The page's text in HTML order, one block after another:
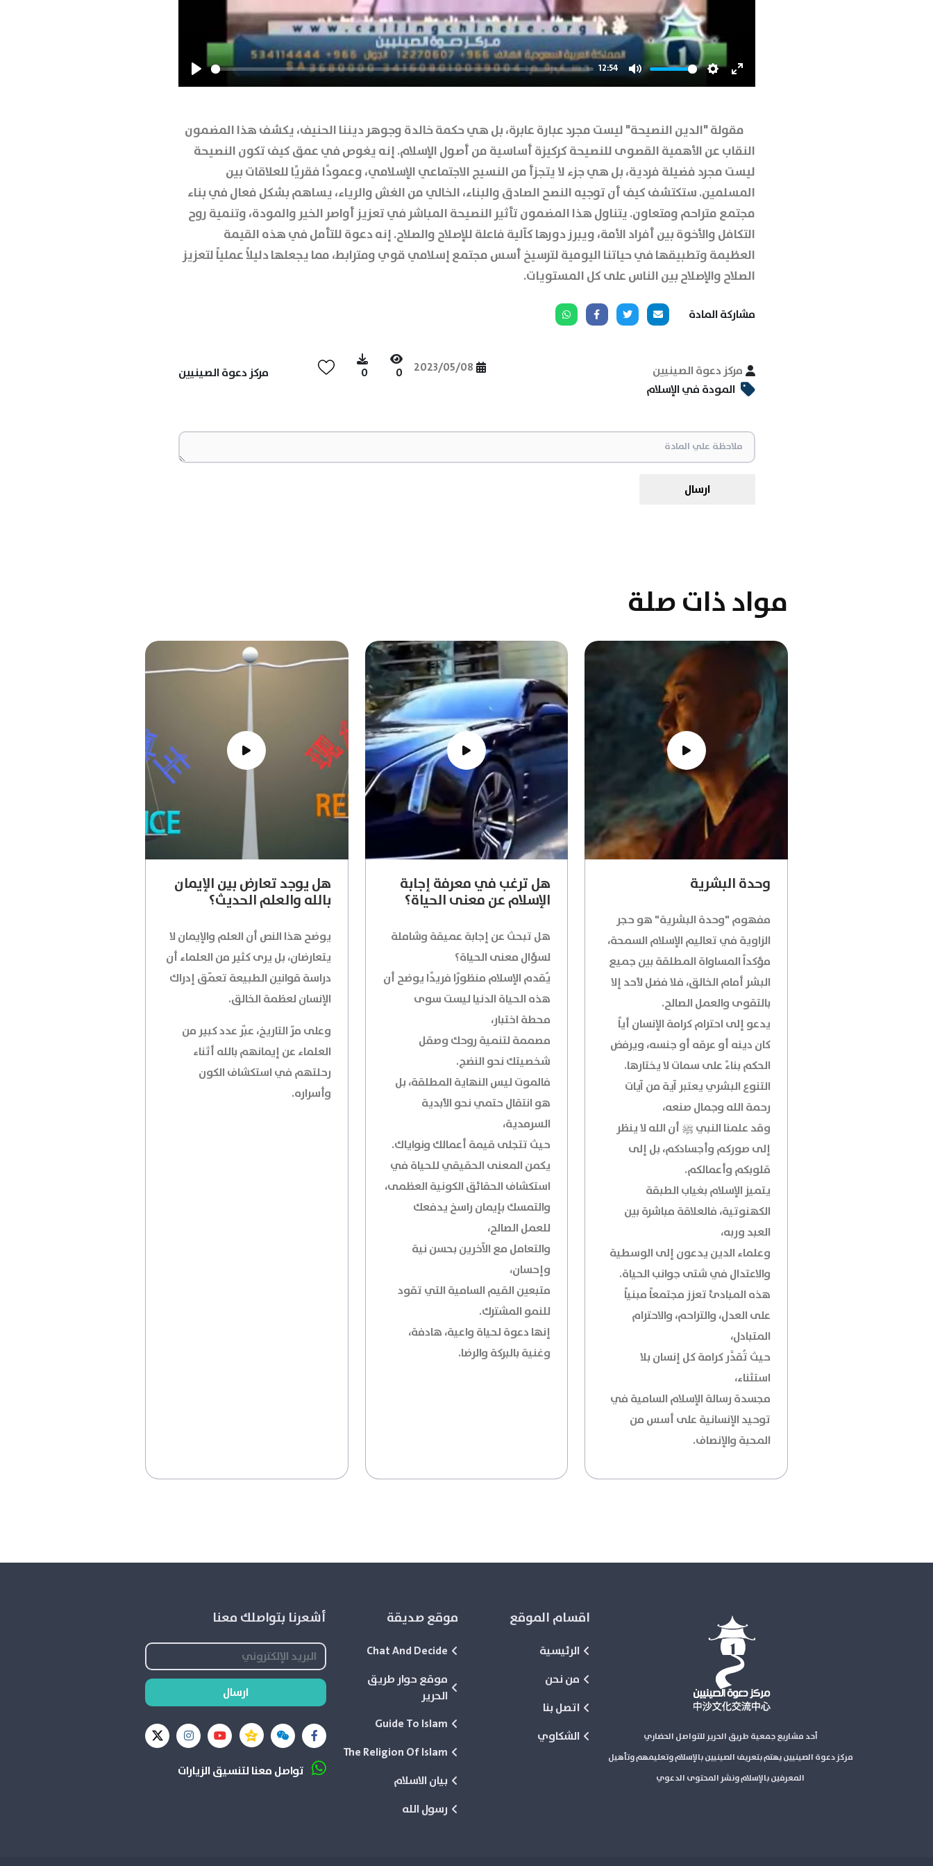
Play
12:54
Mute Settings
Enter
مقولة "الدين النصيحة" ليست مجرد عبارة عابرة، بل هي حكمة خالدة وجوهر ديننا الحنيف، يكشف هذا المضمون
النقاب عن الأهمية القصوى للنصيحة كركيزة أساسية من أصول الإسلام. إنه يغوص في عمق كيف تكون النصيحة
ليست مجرد فضيلة فردية، بل هي جزء لا يتجزأ من النسيج الاجتماعي الإسلامي، وعمودًا فقريًا للعلاقات بين
المسلمين. ستكتشف كيف أن توجيه النصح الصادق والبناء، الخالي من الغش والرياء، يساهم بشكل فعال في بناء
مجتمع متراحم ومتعاون. يتناول هذا المضمون تأثير النصيحة المباشر في تعزيز أواصر الخير والمودة، وتنمية روح
التكافل والأخوة بين أفراد الأمة، ويبرز دورها كآلية فاعلة للإصلاح والصلاح. إنه دعوة للتأمل في هذه القيمة
العظيمة وتطبيقها في حياتنا اليومية لترسيخ أسس مجتمع إسلامي قوي ومترابط، مما يجعلها دليلاً عملياً لتعزيز
الصلاح والإصلاح بين الناس على كل المستويات.
مشاركة المادة
مركز دعوة الصينيين 2023/05/08
0
0
مركز دعوة الصينيين
المودة في الإسلام
ارسال
مواد ذات صلة
وحدة البشرية
مفهوم "وحدة البشرية" هو حجر
الزاوية في تعاليم الإسلام السمحة،
مؤكداً المساواة المطلقة بين جميع
البشر أمام الخالق، فلا فضل لأحد إلا
بالتقوى والعمل الصالح.
يدعو إلى احترام كرامة الإنسان أياً
كان دينه أو عرقه أو جنسه، ويرفض
الحكم بناءً على سمات لا يختارها.
التنوع البشري يعتبر آية من آيات
رحمة الله وجمال صنعه،
وقد علمنا النبي ﷺ أن الله لا ينظر
إلى صوركم وأجسادكم، بل إلى
قلوبكم وأعمالكم.
يتميز الإسلام بغياب الطبقة
الكهنوتية، فالعلاقة مباشرة بين
العبد وربه،
وعلماء الدين يدعون إلى الوسطية
والاعتدال في شتى جوانب الحياة.
هذه المبادئ تعزز مجتمعاً مبنياً
على العدل، والتراحم، والاحترام
المتبادل،
حيث تُقدَّر كرامة كل إنسان بلا
استثناء،
مجسدة رسالة الإسلام السامية في
توحيد الإنسانية على أسس من
المحبة والإنصاف.
هل ترغب في معرفة إجابة
الإسلام عن معنى الحياة؟
هل تبحث عن إجابة عميقة وشاملة
لسؤال معنى الحياة؟
يُقدم الإسلام منظورًا فريدًا يوضح أن
هذه الحياة الدنيا ليست سوى
محطة اختبار،
مصممة لتنمية روحك وصقل
شخصيتك نحو النضج.
فالموت ليس النهاية المطلقة، بل
هو انتقال حتمي نحو الأبدية
السرمدية،
حيث تتجلى قيمة أعمالك ونواياك.
يكمن المعنى الحقيقي للحياة في
استكشاف الحقائق الكونية العظمى،
والتمسك بإيمان راسخ يدفعك
للعمل الصالح،
والتعامل مع الآخرين بحسن نية
وإحسان،
متبعين القيم السامية التي تقود
للنمو المشترك.
إنها دعوة لحياة واعية، هادفة،
وغنية بالبركة والرضا.
هل يوجد تعارض بين الإيمان
بالله والعلم الحديث؟
يوضح هذا النص أن العلم والإيمان لا
يتعارضان، بل يرى كثير من العلماء أن
دراسة قوانين الطبيعة تعمّق إدراك
الإنسان لعظمة الخالق.
وعلى مرّ التاريخ، عبّر عدد كبير من
العلماء عن إيمانهم بالله أثناء
رحلتهم في استكشاف الكون
وأسراره.
أحد مشاريع جمعية طريق الحرير للتواصل الحضاري
مركز دعوة الصينيين يهتم بتعريف الصينيين بالإسلام وتعليمهم وتأهيل
المعرفين بالإسلام ونشر المحتوى الدعوي
اقسام الموقع
الرئيسية
من نحن
اتصل بنا
الشكاوي
موقع صديقة
Chat And Decide
موقع حوار طريق
الحرير
Guide To Islam
The Religion Of Islam
بيان الاسلام
رسول الله
أشعرنا بتواصلك معنا
ارسال
تواصل معنا لتنسيق الزيارات